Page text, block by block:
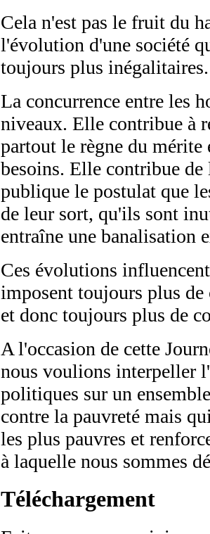
Cela n'est pas le fruit du
l'évolution d'une société
toujours plus inégalitaires.
La concurrence entre les
niveaux. Elle contribue à
partout le règne du mérite
besoins. Elle contribue
publique le postulat que
de leur sort, qu'ils sont
entraîne une banalisation
Ces évolutions
imposent toujours plus
et donc toujours plus de
A l'occasion de cette
nous voulions interpeller
politiques sur un
contre la pauvreté mais
les plus pauvres et
à laquelle nous sommes
Téléchargement